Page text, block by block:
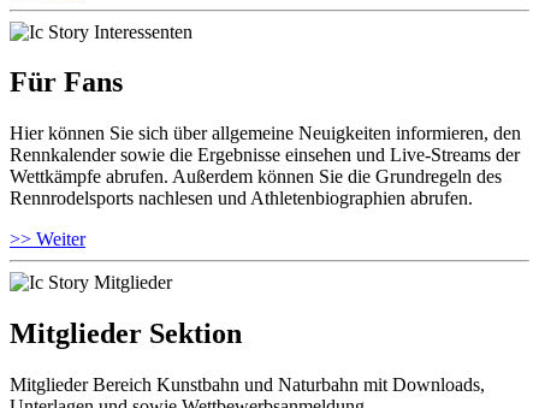
Für Fans
Hier können Sie sich über allgemeine Neuigkeiten informieren, den
Rennkalender sowie die Ergebnisse einsehen und Live-Streams der
Wettkämpfe abrufen. Außerdem können Sie die Grundregeln des
Rennrodelsports nachlesen und Athletenbiographien abrufen.
>> Weiter
Mitglieder Sektion
Mitglieder Bereich Kunstbahn und Naturbahn mit Downloads,